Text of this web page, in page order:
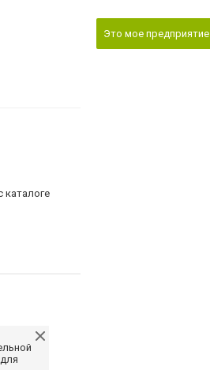
каталоге
Это мое предприятие